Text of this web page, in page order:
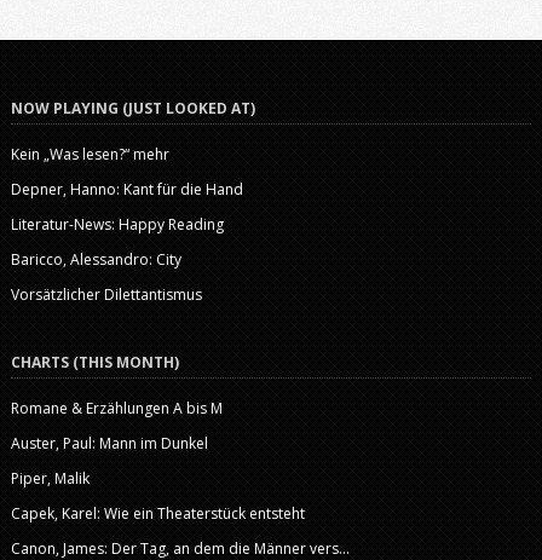
NOW PLAYING (JUST LOOKED AT)
Kein „Was lesen?“ mehr
Depner, Hanno: Kant für die Hand
Literatur-News: Happy Reading
Baricco, Alessandro: City
Vorsätzlicher Dilettantismus
CHARTS (THIS MONTH)
Romane & Erzählungen A bis M
Auster, Paul: Mann im Dunkel
Piper, Malik
Capek, Karel: Wie ein Theaterstück entsteht
Canon, James: Der Tag, an dem die Männer vers...